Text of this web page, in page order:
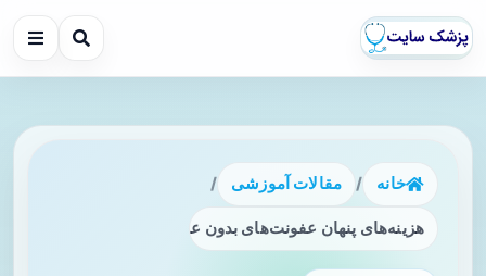
خانه / مقالات آموزشی /
هزینه‌های پنهان عفونت‌های بدون علامت پلاسمودیوم در